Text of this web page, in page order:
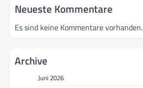
Neueste Kommentare
Es sind keine Kommentare vorhanden.
Archive
Juni 2026